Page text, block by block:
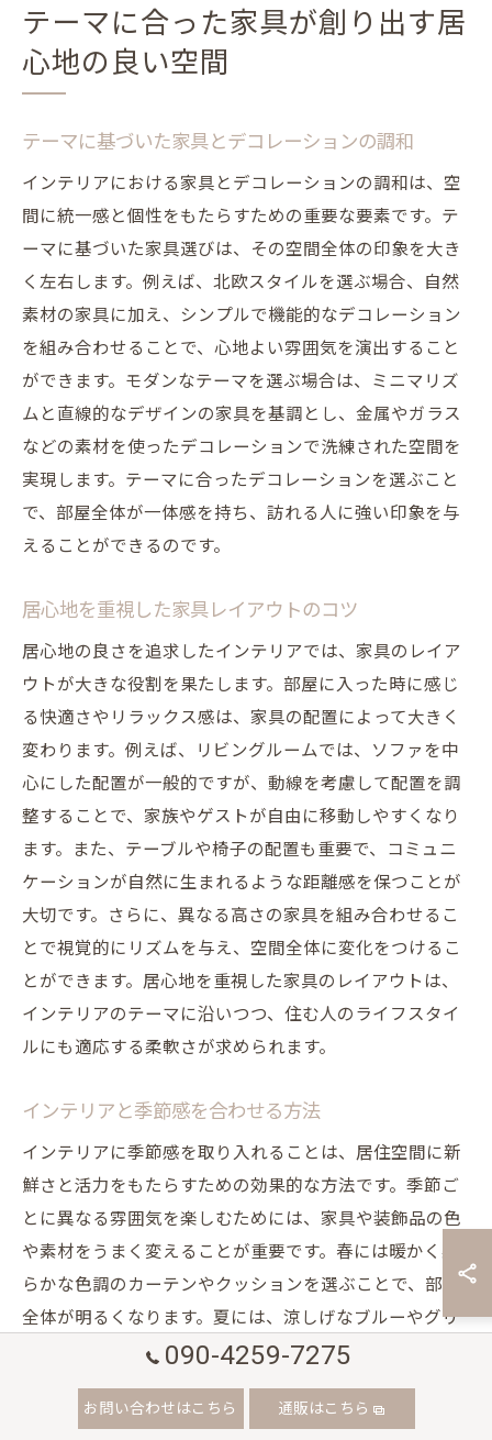
テーマに合った家具が創り出す居
心地の良い空間
テーマに基づいた家具とデコレーションの調和
インテリアにおける家具とデコレーションの調和は、空
間に統一感と個性をもたらすための重要な要素です。テ
ーマに基づいた家具選びは、その空間全体の印象を大き
く左右します。例えば、北欧スタイルを選ぶ場合、自然
素材の家具に加え、シンプルで機能的なデコレーション
を組み合わせることで、心地よい雰囲気を演出すること
ができます。モダンなテーマを選ぶ場合は、ミニマリズ
ムと直線的なデザインの家具を基調とし、金属やガラス
などの素材を使ったデコレーションで洗練された空間を
実現します。テーマに合ったデコレーションを選ぶこと
で、部屋全体が一体感を持ち、訪れる人に強い印象を与
えることができるのです。
居心地を重視した家具レイアウトのコツ
居心地の良さを追求したインテリアでは、家具のレイア
ウトが大きな役割を果たします。部屋に入った時に感じ
る快適さやリラックス感は、家具の配置によって大きく
変わります。例えば、リビングルームでは、ソファを中
心にした配置が一般的ですが、動線を考慮して配置を調
整することで、家族やゲストが自由に移動しやすくなり
ます。また、テーブルや椅子の配置も重要で、コミュニ
ケーションが自然に生まれるような距離感を保つことが
大切です。さらに、異なる高さの家具を組み合わせるこ
とで視覚的にリズムを与え、空間全体に変化をつけるこ
とができます。居心地を重視した家具のレイアウトは、
インテリアのテーマに沿いつつ、住む人のライフスタイ
ルにも適応する柔軟さが求められます。
インテリアと季節感を合わせる方法
インテリアに季節感を取り入れることは、居住空間に新
鮮さと活力をもたらすための効果的な方法です。季節ご
とに異なる雰囲気を楽しむためには、家具や装飾品の色
や素材をうまく変えることが重要です。春には暖かく柔
らかな色調のカーテンやクッションを選ぶことで、部屋
全体が明るくなります。夏には、涼しげなブルーやグリ
ーンのアイテムを使用し、軽やかな素材の家具で風通し
の良い空間を演出します。秋には、木材やウールなどの
自然素材を取り入れ、温かみのある空間を作り出し、冬
090-4259-7275
お問い合わせはこちら 通販はこちら